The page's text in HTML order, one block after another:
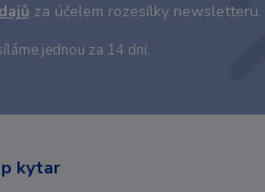
za účelem rozesílky newsletteru.
jednou za 14 dní.
kytar